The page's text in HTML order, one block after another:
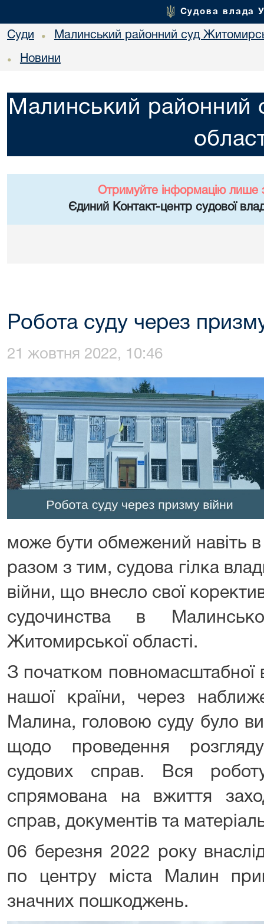
Судова влада
Суди • Малинський районний суд
• Новини
Малинський районний
Отримуйте інформацію лише
Єдиний Контакт-центр судової
Робота суду через
21 жовтня 2022, 10:46
може бути обмежений навіть
разом з тим, судова гілка
війни, що внесло свої
судочинства в
Житомирської області.
З початком повномасштабної
нашої країни, через
Малина, головою суду було
щодо проведення
судових справ. Вся
спрямована на вжиття
справ, документів та
06 березня 2022 року
по центру міста Малин
значних пошкоджень.